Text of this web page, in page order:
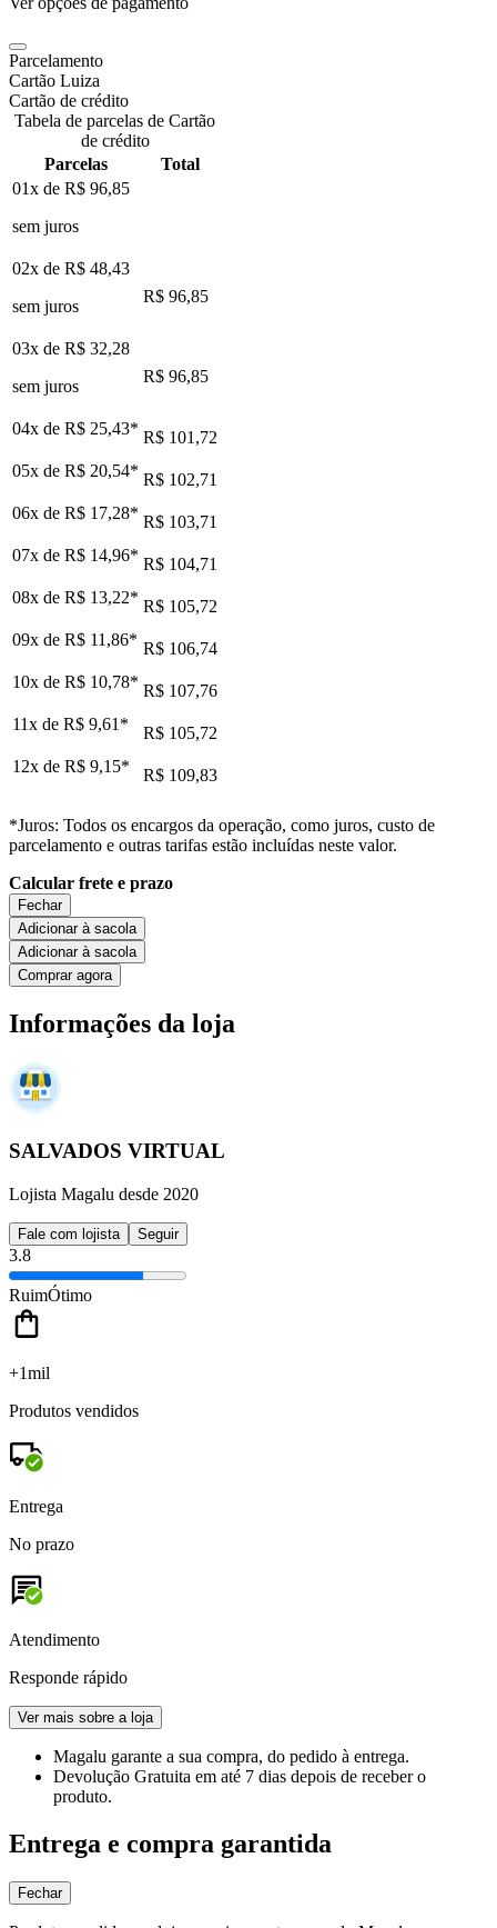
Parcelamento
Cartão Luiza
Cartão de crédito
Tabela de parcelas de Cartão
de crédito
Parcelas
Total
01x de R$ 96,85
sem juros
02x de R$ 48,43
sem juros
R$ 96,85
03x de R$ 32,28
sem juros
R$ 96,85
04x de R$ 25,43* R$ 101,72
05x de R$ 20,54* R$ 102,71
06x de R$ 17,28* R$ 103,71
07x de R$ 14,96* R$ 104,71
08x de R$ 13,22* R$ 105,72
09x de R$ 11,86* R$ 106,74
10x de R$ 10,78* R$ 107,76
11x de R$ 9,61 *
R$ 105,72
12x de R$ 9,15* R$ 109,83
*Juros: Todos os encargos da operação, como juros, custo de
parcelamento e outras tarifas estão incluídas neste valor.
Calcular frete e prazo
Fechar
Adicionar à sacola
Adicionar à sacola
Comprar agora
Informações da loja
SALVADOS VIRTUAL
Lojista Magalu desde 2020
Fale com lojista Seguir
3.8
RuimÓtimo
+1mil
Produtos vendidos
Entrega
No prazo
Atendimento
Responde rápido
Ver mais sobre a loja
Magalu garante a sua compra, do pedido à entrega.
Devolução Gratuita em até 7 dias depois de receber o
produto.
Entrega e compra garantida
Fechar